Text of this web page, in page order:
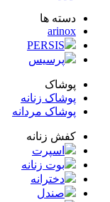
ها
PERSIS
پرسیس
زنانه
مردانه
زنانه
اسپرت
بوت زنانه
دخترانه
صندل